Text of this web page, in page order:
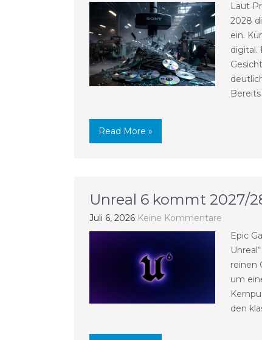
Laut
2028
ein.
digital.
Read More »
Unreal 6 kommt 2027/
Juli 6, 2026 Keine Kommentare
Epic
reinen
um
den